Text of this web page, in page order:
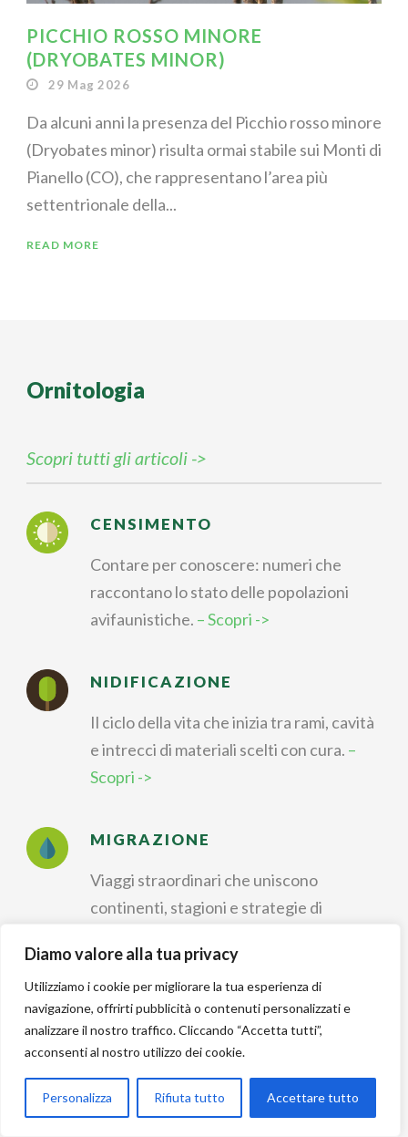
Diamo valore alla tua privacy
Utilizziamo i cookie per migliorare la tua esperienza di
navigazione, offrirti pubblicità o contenuti personalizzati e
analizzare il nostro traffico. Cliccando “Accetta tutti”,
acconsenti al nostro utilizzo dei cookie.
Personalizza Rifiuta tutto Accettare tutto
PICCHIO ROSSO MINORE
(DRYOBATES MINOR)
29 Mag 2026
Da alcuni anni la presenza del Picchio rosso minore
(Dryobates minor) risulta ormai stabile sui Monti di
Pianello (CO), che rappresentano l’area più
settentrionale della...
READ MORE
Ornitologia
Scopri tutti gli articoli ->
CENSIMENTO
Contare per conoscere: numeri che
raccontano lo stato delle popolazioni
avifaunistiche. – Scopri ->
NIDIFICAZIONE
Il ciclo della vita che inizia tra rami, cavità
e intrecci di materiali scelti con cura. –
Scopri ->
MIGRAZIONE
Viaggi straordinari che uniscono
continenti, stagioni e strategie di
IDENTIFICAZIONE
Riconoscere forme, colori e canti per
incontro nella natura.
– Scopri ->